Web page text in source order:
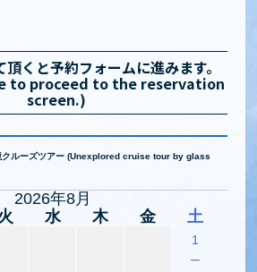
くと予約フォームに進みます。
to proceed to the reservation
screen.)
クルーズツアー (Unexplored cruise tour by glass
2026年8月
水 木 金 土
1
－